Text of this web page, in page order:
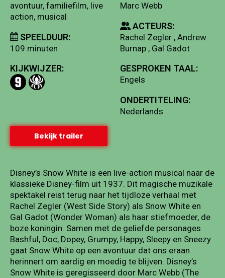
avontuur, familiefilm, live
action, musical
SPEELDUUR:
109 minuten
KIJKWIJZER:
Marc Webb
ACTEURS:
Rachel Zegler , Andrew
Burnap , Gal Gadot
GESPROKEN TAAL:
Engels
ONDERTITELING:
Nederlands
Bekijk trailer
Disney’s Snow White is een live-action musical naar de
klassieke Disney-film uit 1937. Dit magische muzikale
spektakel reist terug naar het tijdloze verhaal met
Rachel Zegler (West Side Story) als Snow White en
Gal Gadot (Wonder Woman) als haar stiefmoeder, de
boze koningin. Samen met de geliefde personages
Bashful, Doc, Dopey, Grumpy, Happy, Sleepy en Sneezy
gaat Snow White op een avontuur dat ons eraan
herinnert om aardig en moedig te blijven. Disney’s
Snow White is geregisseerd door Marc Webb (The